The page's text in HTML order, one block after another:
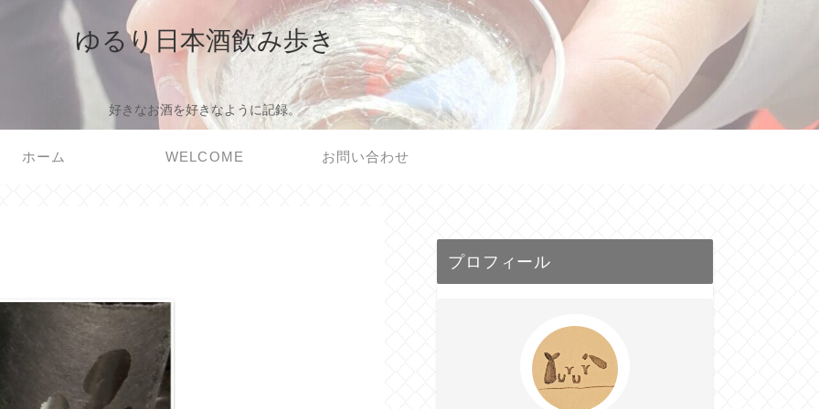
ゆるり日本酒飲み歩き
好きなお酒を好きなように記録。
ホーム WELCOME お問い合わせ
プロフィール